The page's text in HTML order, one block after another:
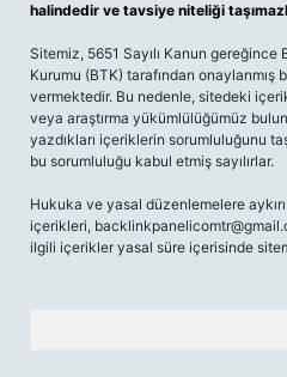
halindedir ve tavsiye niteliği
Sitemiz, 5651 Sayılı Kanun
Kurumu (BTK) tarafından onaylanmış
vermektedir. Bu nedenle, sitedeki
veya araştırma yükümlülüğümüz
yazdıkları içeriklerin sorumluluğunu
bu sorumluluğu kabul etmiş sayılırlar.
Hukuka ve yasal düzenlemelere
içerikleri,
ilgili içerikler yasal süre içerisinde